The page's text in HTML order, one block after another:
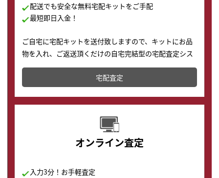
配送でも安全な無料宅配キットをご手配
最短即日入金！
ご自宅に宅配キットを送付致しますので、キットにお品
物を入れ、ご返送頂くだけの自宅完結型の宅配査定シス
テムです。
配送でも簡単&安全に査定・買取に出すことが可能で
す。
宅配査定
オンライン査定
入力3分！お手軽査定